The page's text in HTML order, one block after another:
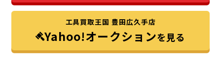
工具買取王国 豊田広久手店
Yahoo!オークションを見る